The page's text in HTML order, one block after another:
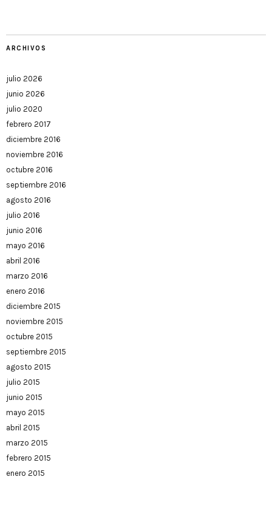
ARCHIVOS
julio 2026
junio 2026
julio 2020
febrero 2017
diciembre 2016
noviembre 2016
octubre 2016
septiembre 2016
agosto 2016
julio 2016
junio 2016
mayo 2016
abril 2016
marzo 2016
enero 2016
diciembre 2015
noviembre 2015
octubre 2015
septiembre 2015
agosto 2015
julio 2015
junio 2015
mayo 2015
abril 2015
marzo 2015
febrero 2015
enero 2015